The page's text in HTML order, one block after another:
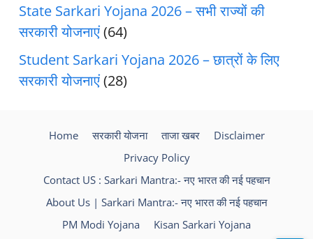
State Sarkari Yojana 2026 – सभी राज्यों की
सरकारी योजनाएं(64)
Student Sarkari Yojana 2026 – छात्रों के लिए
सरकारी योजनाएं(28)
Home सरकारी योजना ताजा खबर
Disclaimer
Privacy Policy
Contact US : Sarkari Mantra:- नए भारत की नई पहचान
About Us | Sarkari Mantra:- नए भारत की नई पहचान
PM Modi Yojana
Kisan Sarkari Yojana